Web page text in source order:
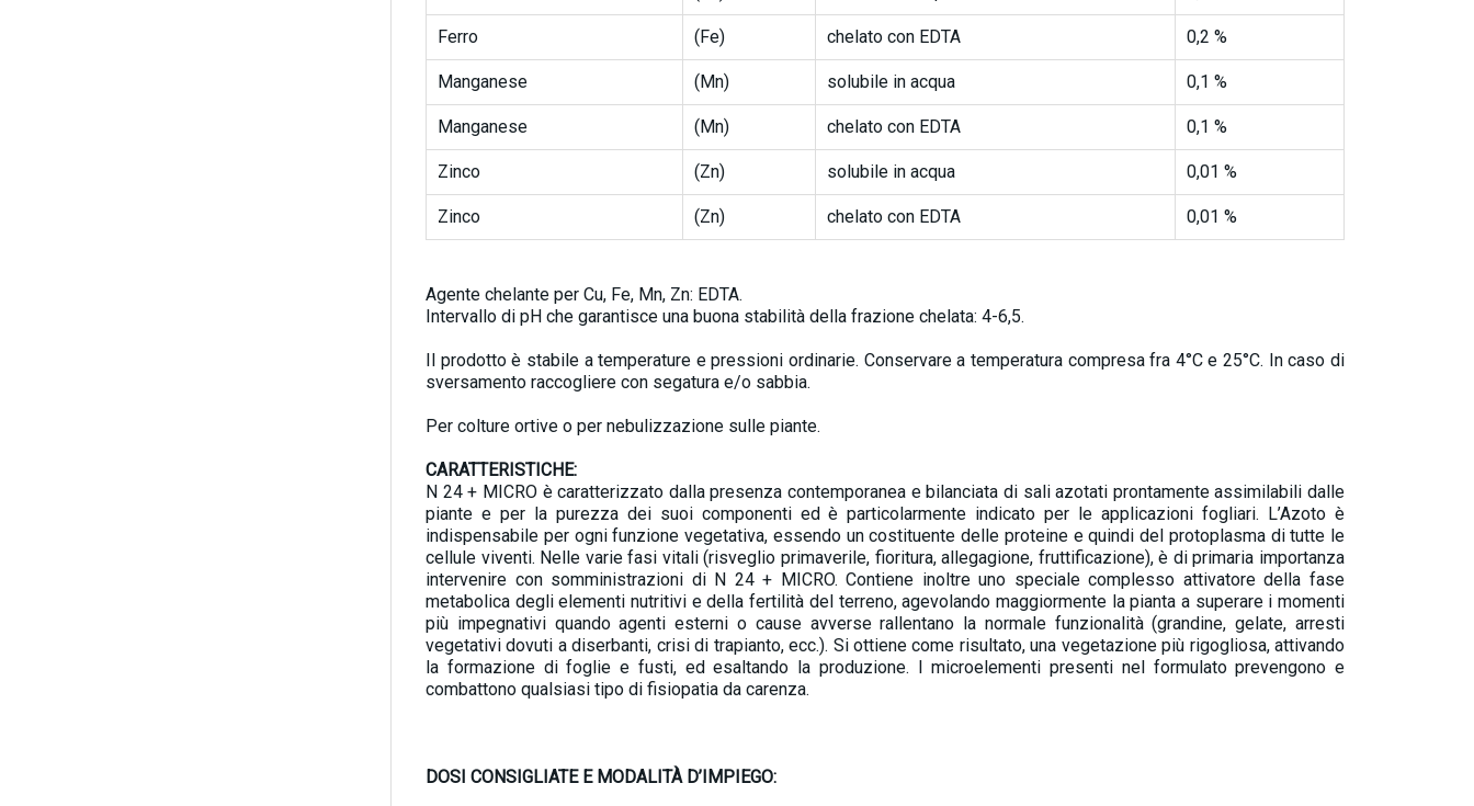
Ferro (Fe) chelato con EDTA 0,2 %
Manganese (Mn) solubile in acqua 0,1 %
Manganese (Mn) chelato con EDTA 0,1 %
Zinco (Zn) solubile in acqua 0,01 %
Zinco (Zn) chelato con EDTA 0,01 %
Agente chelante per Cu, Fe, Mn, Zn: EDTA.
Intervallo di pH che garantisce una buona stabilità della frazione chelata: 4-6,5.
Il prodotto è stabile a temperature e pressioni ordinarie. Conservare a temperatura compresa fra 4°C e 25°C. In caso di
sversamento raccogliere con segatura e/o sabbia.
Per colture ortive o per nebulizzazione sulle piante.
CARATTERISTICHE:
N 24 + MICRO è caratterizzato dalla presenza contemporanea e bilanciata di sali azotati prontamente assimilabili dalle
piante e per la purezza dei suoi componenti ed è particolarmente indicato per le applicazioni fogliari. L’Azoto è
indispensabile per ogni funzione vegetativa, essendo un costituente delle proteine e quindi del protoplasma di tutte le
cellule viventi. Nelle varie fasi vitali (risveglio primaverile, fioritura, allegagione, fruttificazione), è di primaria importanza
intervenire con somministrazioni di N 24 + MICRO. Contiene inoltre uno speciale complesso attivatore della fase
metabolica degli elementi nutritivi e della fertilità del terreno, agevolando maggiormente la pianta a superare i momenti
più impegnativi quando agenti esterni o cause avverse rallentano la normale funzionalità (grandine, gelate, arresti
vegetativi dovuti a diserbanti, crisi di trapianto, ecc.). Si ottiene come risultato, una vegetazione più rigogliosa, attivando
la formazione di foglie e fusti, ed esaltando la produzione. I microelementi presenti nel formulato prevengono e
combattono qualsiasi tipo di fisiopatia da carenza.
DOSI CONSIGLIATE E MODALITÀ D’IMPIEGO: